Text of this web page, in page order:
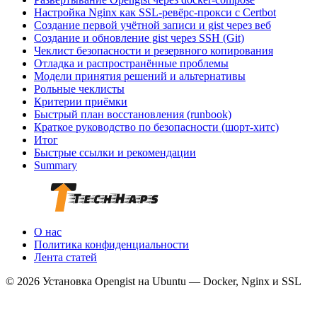
Настройка Nginx как SSL-ревёрс-прокси с Certbot
Создание первой учётной записи и gist через веб
Создание и обновление gist через SSH (Git)
Чеклист безопасности и резервного копирования
Отладка и распространённые проблемы
Модели принятия решений и альтернативы
Рольные чеклисты
Критерии приёмки
Быстрый план восстановления (runbook)
Краткое руководство по безопасности (шорт-хитс)
Итог
Быстрые ссылки и рекомендации
Summary
О нас
Политика конфиденциальности
Лента статей
© 2026 Установка Opengist на Ubuntu — Docker, Nginx и SSL